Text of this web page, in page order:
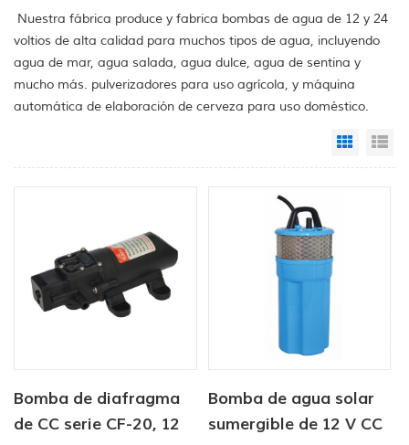
Nuestra fábrica produce y fabrica bombas de agua de 12 y 24
voltios de alta calidad para muchos tipos de agua, incluyendo
agua de mar, agua salada, agua dulce, agua de sentina y
mucho más. pulverizadores para uso agrícola, y máquina
automática de elaboración de cerveza para uso doméstico.
Grid
Bomba de diafragma
de CC serie CF-20, 12
Bomba de agua solar
sumergible de 12 V CC